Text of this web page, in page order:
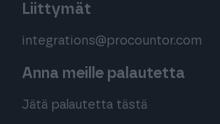
Liittymät
integrations@procountor.com
Anna meille palautetta
Jätä palautetta tästä